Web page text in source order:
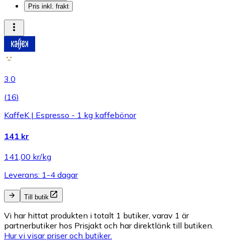
Pris inkl. frakt
3.0
(16)
KaffeK | Espresso - 1 kg kaffebönor
141 kr
141,00 kr/kg
Leverans: 1-4 dagar
Till butik
Vi har hittat produkten i totalt 1 butiker, varav 1 är
partnerbutiker hos Prisjakt och har direktlänk till butiken.
Hur vi visar priser och butiker.